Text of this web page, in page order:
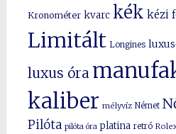
Kronométer kvarc kék kézi
Limitált Longines
luxus óra
kaliber mélyvíz Német
Pilóta pilóta óra platina retró